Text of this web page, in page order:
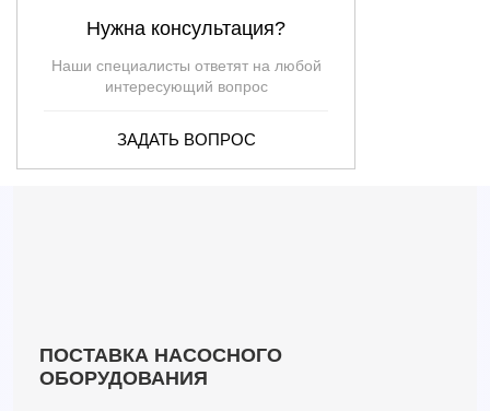
Нужна консультация?
Наши специалисты ответят на любой
интересующий вопрос
ЗАДАТЬ ВОПРОС
ПОСТАВКА НАСОСНОГО
ОБОРУДОВАНИЯ